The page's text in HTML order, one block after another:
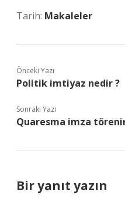
Tarih: Makaleler
Önceki Yazı
Politik imtiyaz nedir ?
Sonraki Yazı
Quaresma imza
Bir yanıt yazın